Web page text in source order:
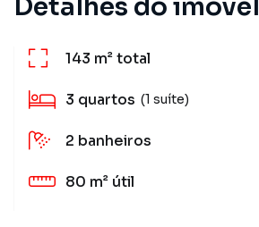
Detalhes do imóvel
143 m²total
3 quartos (1 suíte)
2 banheiros
80 m² útil